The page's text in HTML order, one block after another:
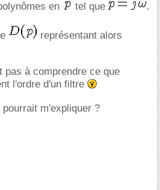
en tel que .
représentant alors
pas à comprendre ce que
l'ordre d'un filtre
m'expliquer ?